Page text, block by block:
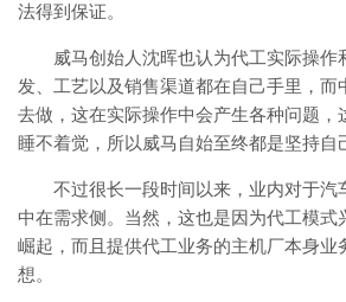
法得到保证。
威马创始人沈晖也认为代工实际操作
发、工艺以及销售渠道都在自己手里，而
去做，这在实际操作中会产生各种问题，
睡不着觉，所以威马自始至终都是坚持自
不过很长一段时间以来，业内对于汽
中在需求侧。当然，这也是因为代工模式
崛起，而且提供代工业务的主机厂本身业
想。